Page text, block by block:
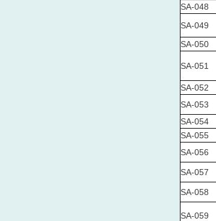
SA-048
SA-049
SA-050
SA-051
SA-052
SA-053
SA-054
SA-055
SA-056
SA-057
SA-058
SA-059